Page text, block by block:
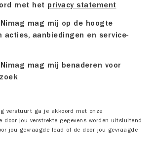
met het privacy statement
mag mij op de hoogte
acties, aanbiedingen en service-
mag mij benaderen voor
verstuurt ga je akkoord met onze
door jou verstrekte gegevens worden uitsluitend
jou gevraagde lead of de door jou gevraagde